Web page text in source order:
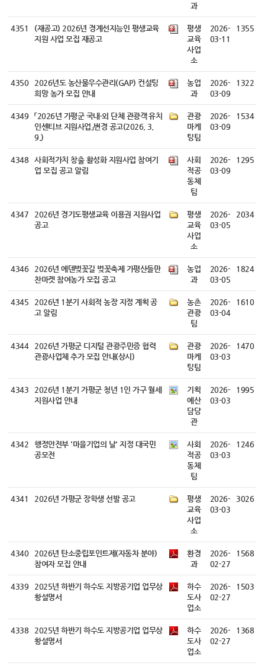
과
4351
(재공고) 2026년 경계선지능인 평생교육
지원 사업 모집 재공고
평생
교육
사업
소
2026-
03-11
1355
4350
2026년도 농산물우수관리(GAP) 컨설팅
희망 농가 모집 안내
농업
과
2026-
03-09
1322
4349
「2026년 가평군 국내·외 단체 관광객 유치
인센티브 지원사업」변경 공고(2026. 3.
9.)
관광
마케
팅팀
2026-
03-09
1534
4348
사회적가치 창출 활성화 지원사업 참여기
업 모집 공고 알림
사회
적공
동체
팀
2026-
03-09
1295
4347
2026년 경기도평생교육 이용권 지원사업
공고
평생
교육
사업
소
2026-
03-05
2034
4346
2026년 에덴벚꽃길 벚꽃축제 가평산들만
찬마켓 참여농가 모집 공고
농업
과
2026-
03-05
1824
4345
2026년 1분기 사회적 농장 지정 계획 공
고 알림
농촌
관광
팀
2026-
03-04
1610
4344
2026년 가평군 디지털 관광주민증 협력
관광사업체 추가 모집 안내(상시)
관광
마케
팅팀
2026-
03-03
1470
4343
2026년 1분기 가평군 청년 1인 가구 월세
지원사업 안내
기획
예산
담당
관
2026-
03-03
1995
4342
행정안전부 '마을기업의 날' 지정 대국민
공모전
사회
적공
동체
팀
2026-
03-03
1246
4341 2026년 가평군 장학생 선발 공고
평생
교육
사업
소
2026-
03-03
3026
4340
2026년 탄소중립포인트제(자동차 분야)
참여자 모집 안내
환경
과
2026-
02-27
1568
4339
2025년 하반기 하수도 지방공기업 업무상
황설명서
하수
도사
업소
2026-
02-27
1503
4338
2025년 하반기 하수도 지방공기업 업무상
황설명서
하수
도사
업소
2026-
02-27
1368